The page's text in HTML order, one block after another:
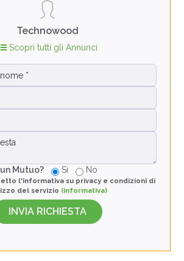
Technowood
Scopri tutti gli Annunci
Mutuo? Si No
l'informativa su privacy e condizioni di
del servizio (informativa)